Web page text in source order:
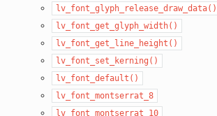
lv_font_glyph_release_draw_data()
lv_font_get_glyph_width()
lv_font_get_line_height()
lv_font_set_kerning()
lv_font_default()
lv_font_montserrat_8
lv_font_montserrat_10